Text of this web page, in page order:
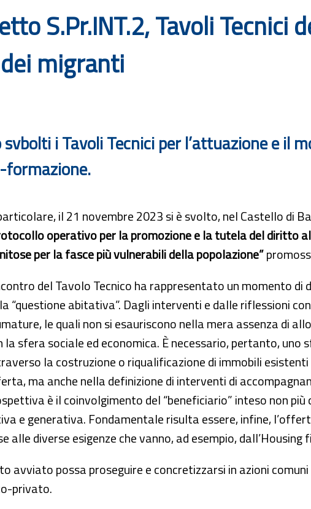
S.Pr.INT.2, Tavoli Tecnici
migranti
i Tavoli Tecnici per l’attuazione e il
il 21 novembre 2023 si è svolto, nel Castello di
operativo per la promozione e la tutela del diritto
per la fasce più vulnerabili della popolazione”
del Tavolo Tecnico ha rappresentato un momento
“questione abitativa”. Dagli interventi e dalle riflessioni
le quali non si esauriscono nella mera assenza di
la sfera sociale ed economica. È necessario, pertanto,
la costruzione o riqualificazione di immobili
ma anche nella definizione di interventi di
è il coinvolgimento del “beneficiario” inteso non
e generativa. Fondamentale risulta essere, infine,
alle diverse esigenze che vanno, ad esempio,
avviato possa proseguire e concretizzarsi in azioni
privato.